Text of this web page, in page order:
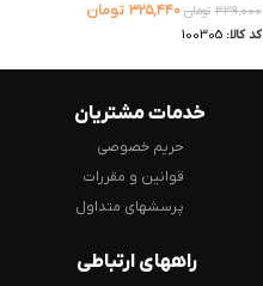
۳۳۹,۰۰۰ تومان ۳۲۵,۴۴۰ تومان
کد کالا: 100305
خدمات مشتریان
حریم خصوصی
قوانین و مقررات
پرسشهای متداول
راههای ارتباطی